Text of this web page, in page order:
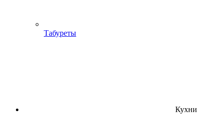
Табуреты
Кухни